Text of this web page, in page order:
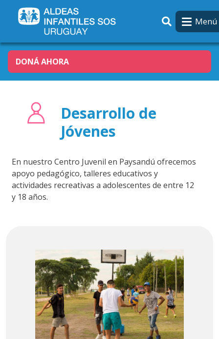
Menú
DONÁ AHORA
Desarrollo de
Jóvenes
En nuestro Centro Juvenil en Paysandú ofrecemos
apoyo pedagógico, talleres educativos y
actividades recreativas a adolescentes de entre 12
y 18 años.